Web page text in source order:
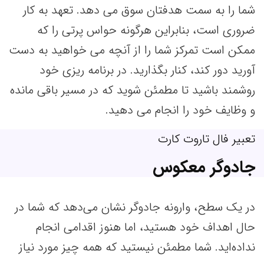
شما را به سمت هدفتان سوق می دهد. تعهد به کار
ضروری است، بنابراین هرگونه حواس پرتی را که
ممکن است تمرکز شما را از آنچه می خواهید به دست
آورید دور کند، کنار بگذارید. در برنامه ریزی خود
روشمند باشید تا مطمئن شوید که در مسیر باقی مانده
و وظایف خود را انجام می دهید.
تعبیر فال تاروت کارت
جادوگر معکوس
در یک سطح، وارونه جادوگر نشان می‌دهد که شما در
حال اهداف خود هستید، اما هنوز اقدامی انجام
نداده‌اید. شما مطمئن نیستید که همه چیز مورد نیاز